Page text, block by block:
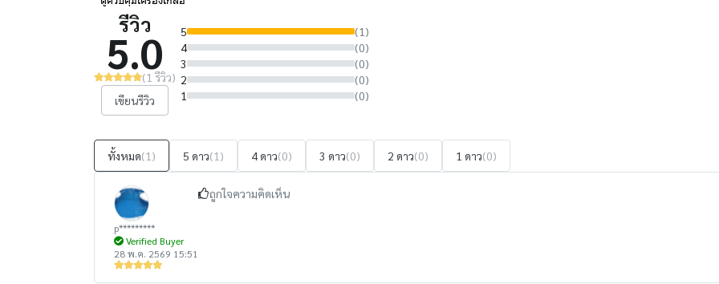
รีวิว
5.0
(1 รีวิว)
เขียนรีวิว
1 (0)
2 (0)
3 (0)
4 (0)
5 (1)
ทั้งหมด(1) 5 ดาว(1) 4 ดาว(0) 3 ดาว(0) 2 ดาว(0) 1 ดาว(0)
p*********
Verified Buyer
28 พ.ค. 2569 15:51
ถูกใจความคิดเห็น